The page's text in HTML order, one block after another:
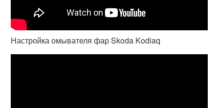
Настройка омывателя фар Skoda Kodiaq